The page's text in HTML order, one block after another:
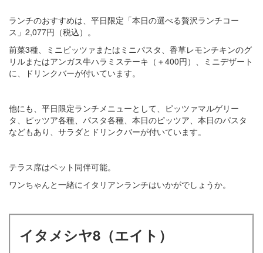
ランチのおすすめは、平日限定「本日の選べる贅沢ランチコー
ス」2,077円（税込）。
前菜3種、ミニピッツァまたはミニパスタ、香草レモンチキンのグ
リルまたはアンガス牛ハラミステーキ（＋400円）、ミニデザート
に、ドリンクバーが付いています。
他にも、平日限定ランチメニューとして、ピッツァマルゲリー
タ、ピッツア各種、パスタ各種、本日のピッツア、本日のパスタ
などもあり、サラダとドリンクバーが付いています。
テラス席はペット同伴可能。
ワンちゃんと一緒にイタリアンランチはいかがでしょうか。
イタメシヤ8（エイト）